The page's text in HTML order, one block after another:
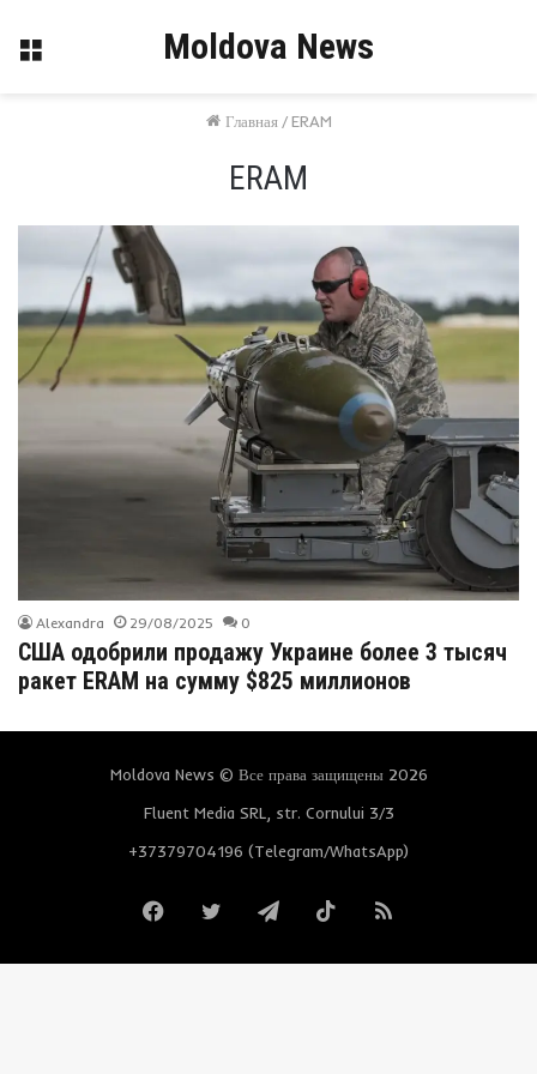
Меню Moldova News
Главная / ERAM
ERAM
Alexandra 29/08/2025 0
США одобрили продажу Украине более 3 тысяч
ракет ERAM на сумму $825 миллионов
Moldova News © Все права защищены 2026
Fluent Media SRL, str. Cornului 3/3
+37379704196 (Telegram/WhatsApp)
FacebookTwitterTelegramTikTokRSS